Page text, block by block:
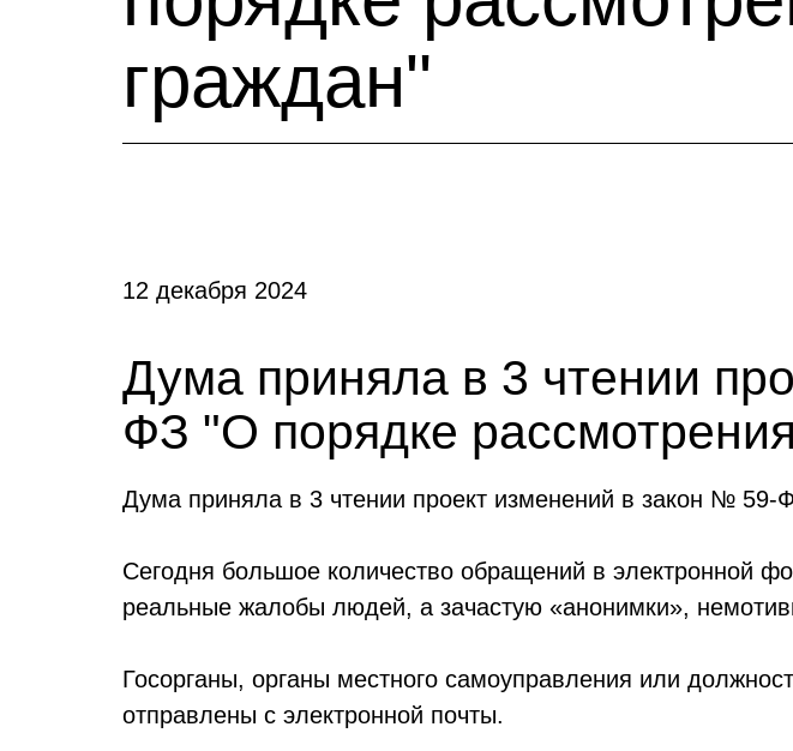
граждан"
12 декабря 2024
Дума приняла в 3 чтении
ФЗ "О порядке
Дума приняла в 3 чтении проект изменений в закон №
Сегодня большое количество обращений в электронной
реальные жалобы людей, а зачастую «анонимки»,
Госорганы, органы местного самоуправления или
отправлены с электронной почты.